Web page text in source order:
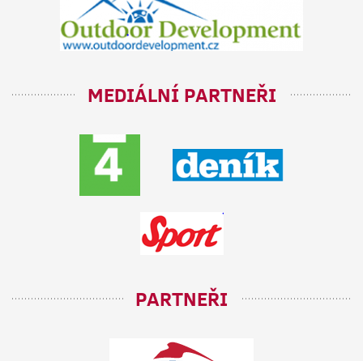
MEDIÁLNÍ PARTNEŘI
PARTNEŘI